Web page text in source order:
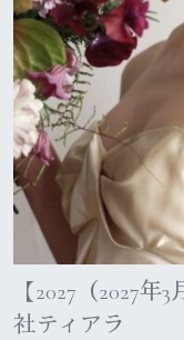
【2027（2027
社ティアラ